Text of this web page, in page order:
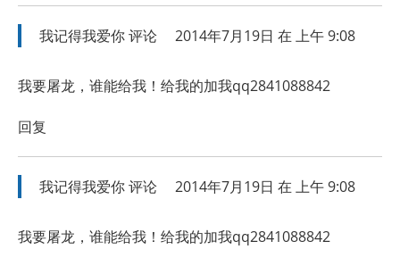
我记得我爱你评论 2014年7月19日 在 上午 9:08
我要屠龙，谁能给我！给我的加我qq2841088842
回复
我记得我爱你评论 2014年7月19日 在 上午 9:08
我要屠龙，谁能给我！给我的加我qq2841088842